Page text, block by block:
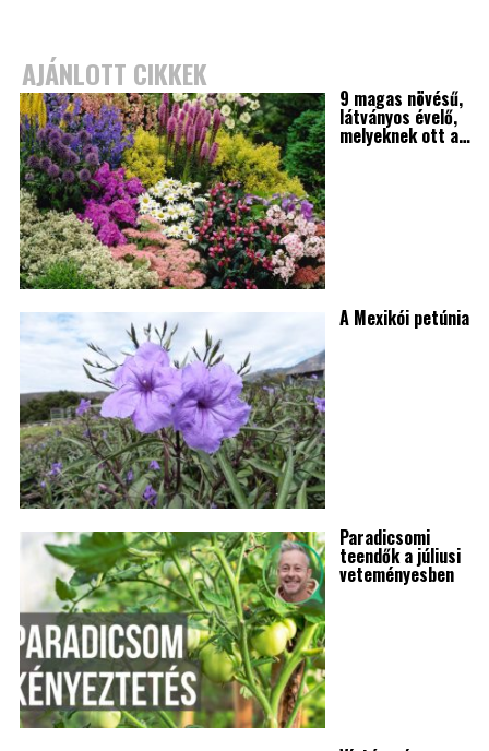
AJÁNLOTT CIKKEK
9 magas növésű,
látványos évelő,
melyeknek ott a…
A Mexikói petúnia
Paradicsomi
teendők a júliusi
veteményesben